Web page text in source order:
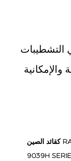
التشطيبات
والإمكانية
كقائد